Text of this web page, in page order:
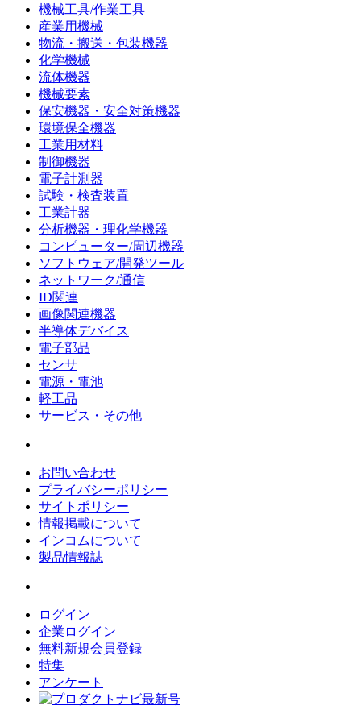
機械工具/作業工具
産業用機械
物流・搬送・包装機器
化学機械
流体機器
機械要素
保安機器・安全対策機器
環境保全機器
工業用材料
制御機器
電子計測器
試験・検査装置
工業計器
分析機器・理化学機器
コンピューター/周辺機器
ソフトウェア/開発ツール
ネットワーク/通信
ID関連
画像関連機器
半導体デバイス
電子部品
センサ
電源・電池
軽工品
サービス・その他
お問い合わせ
プライバシーポリシー
サイトポリシー
情報掲載について
インコムについて
製品情報誌
ログイン
企業ログイン
無料新規会員登録
特集
アンケート